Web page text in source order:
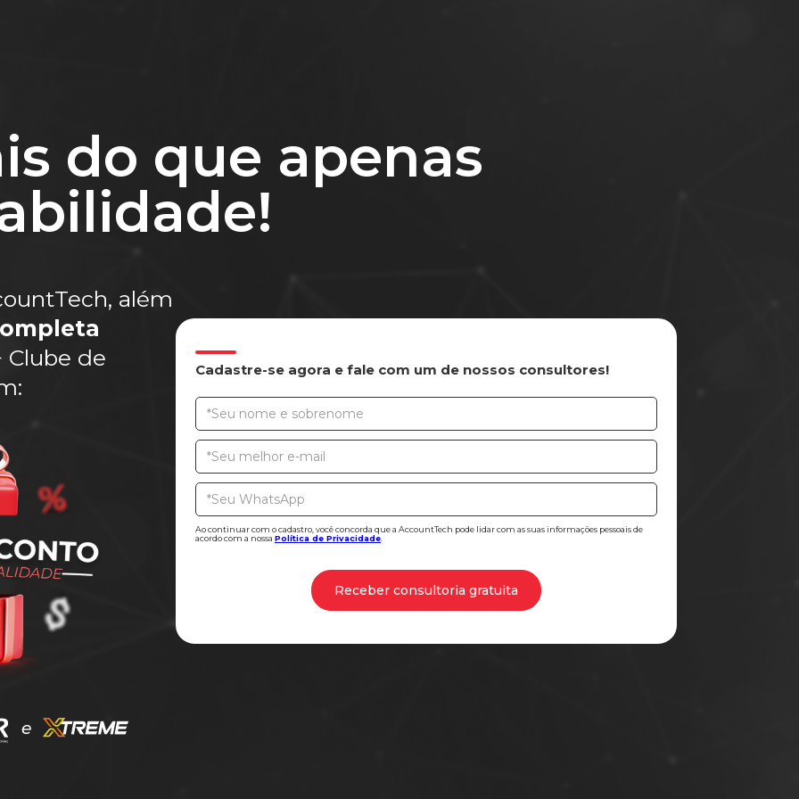
do que apenas
além
Clube de
Cadastre-se agora e fale com um de nossos consultores!
Ao continuar com o cadastro, você concorda que a AccountTech pode lidar com as suas informações pessoais de
acordo com a nossa Política de Privacidade